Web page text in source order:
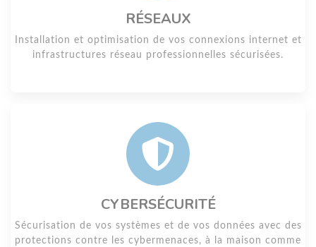
RÉSEAUX
Installation et optimisation de vos connexions internet et
infrastructures réseau professionnelles sécurisées.
CYBERSÉCURITÉ
Sécurisation de vos systèmes et de vos données avec des
protections contre les cybermenaces, à la maison comme